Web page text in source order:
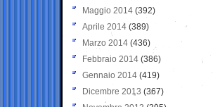
Maggio 2014 (392)
Aprile 2014 (389)
Marzo 2014 (436)
Febbraio 2014 (386)
Gennaio 2014 (419)
Dicembre 2013 (367)